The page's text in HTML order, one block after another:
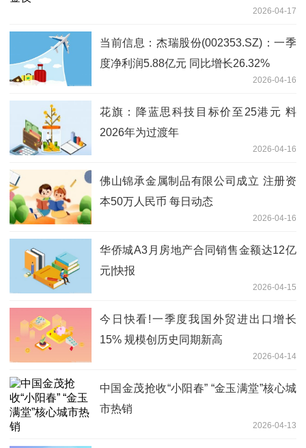
2026-04-17
当前信息：杰瑞股份(002353.SZ)：一季
度净利润5.88亿元 同比增长26.32%
2026-04-16
花旗：降蓝思科技目标价至25港元 料
2026年为过渡年
2026-04-16
佛山锦承金属制品有限公司成立 注册资
本50万人民币 每日动态
2026-04-16
华侨城A3月房地产合同销售金额达12亿
元|快报
2026-04-15
今日快看!一季度我国外贸进出口增长
15% 规模创历史同期新高
2026-04-14
中国金茂抢收“小阳春” “金玉满堂”核心城
市热销
2026-04-13